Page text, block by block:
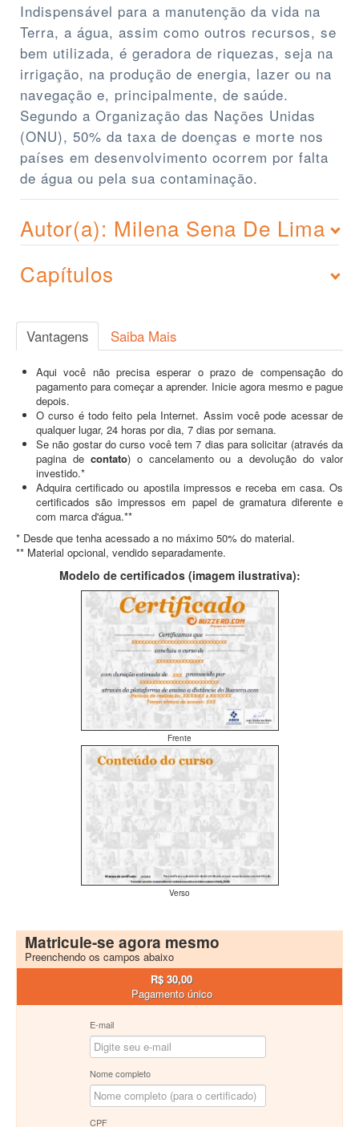
Indispensável para a manutenção da vida na
Terra, a água, assim como outros recursos, se
bem utilizada, é geradora de riquezas, seja na
irrigação, na produção de energia, lazer ou na
navegação e, principalmente, de saúde.
Segundo a Organização das Nações Unidas
(ONU), 50% da taxa de doenças e morte nos
países em desenvolvimento ocorrem por falta
de água ou pela sua contaminação.
Autor(a): Milena Sena De Lima
Capítulos
Vantagens Saiba Mais
Aqui você não precisa esperar o prazo de compensação do
pagamento para começar a aprender. Inicie agora mesmo e pague
depois.
O curso é todo feito pela Internet. Assim você pode acessar de
qualquer lugar, 24 horas por dia, 7 dias por semana.
Se não gostar do curso você tem 7 dias para solicitar (através da
pagina de contato) o cancelamento ou a devolução do valor
investido.*
Adquira certificado ou apostila impressos e receba em casa. Os
certificados são impressos em papel de gramatura diferente e
com marca d'água.**
* Desde que tenha acessado a no máximo 50% do material.
** Material opcional, vendido separadamente.
Modelo de certificados (imagem ilustrativa):
Frente
Verso
Matricule-se agora mesmo
Preenchendo os campos abaixo
R$ 30,00
Pagamento único
E-mail
Nome completo
CPF